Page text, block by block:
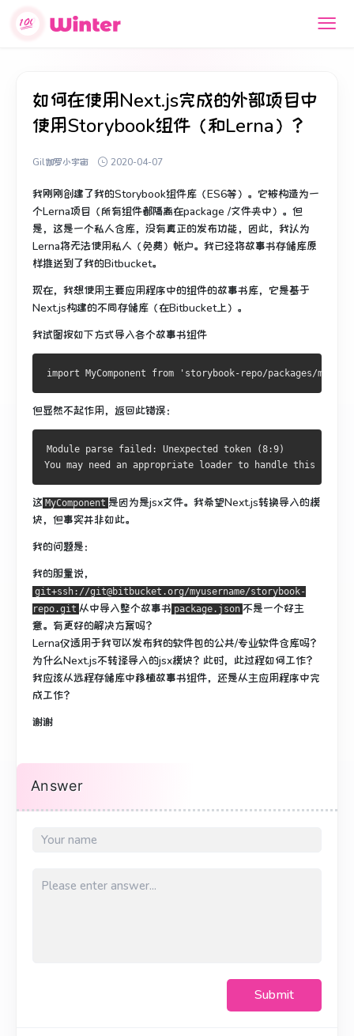
如何在使用Next.js完成的外部项目中
使用Storybook组件（和Lerna）？
Gil伽罗小宇宙 2020-04-07
我刚刚创建了我的Storybook组件库（ES6等）。 它被构造为一
个Lerna项目（所有组件都隔离在package /文件夹中）。 但
是，这是一个私人仓库，没有真正的发布功能，因此，我认为
Lerna将无法使用私人（免费）帐户。 我已经将故事书存储库原
样推送到了我的Bitbucket。
现在，我想使用主要应用程序中的组件的故事书库，它是基于
Next.js构建的不同存储库（在Bitbucket上）。
我试图按如下方式导入各个故事书组件
但显然不起作用，返回此错误：
Module parse failed: Unexpected token (8:9)
You may need an appropriate loader to handle this file
这 MyComponent 是因为是jsx文件。 我希望Next.js转换导入的模
块，但事实并非如此。
我的问题是：
我的胆量说，
git+ssh://git@bitbucket.org/myusername/storybook-
repo.git 从中导入整个故事书 package.json 不是一个好主
意。 有更好的解决方案吗？
Lerna仅适用于我可以发布我的软件包的公共/专业软件仓库吗？
为什么Next.js不转译导入的jsx模块？ 此时，此过程如何工作？
我应该从远程存储库中移植故事书组件，还是从主应用程序中完
成工作？
谢谢
Answer
Submit